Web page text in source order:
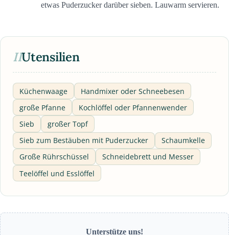
etwas Puderzucker darüber sieben. Lauwarm servieren.
IIUtensilien
Küchenwaage
Handmixer oder Schneebesen
große Pfanne
Kochlöffel oder Pfannenwender
Sieb
großer Topf
Sieb zum Bestäuben mit Puderzucker
Schaumkelle
Große Rührschüssel
Schneidebrett und Messer
Teelöffel und Esslöffel
Unterstütze uns!